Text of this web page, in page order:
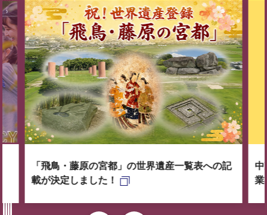
「飛鳥・藤原の宮都」の世界遺産一覧表への記
載が決定しました！
中
業